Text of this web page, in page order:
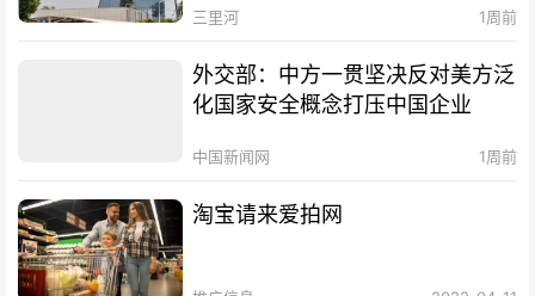
三里河 1周前
外交部：中方一贯坚决反对美方泛
化国家安全概念打压中国企业
中国新闻网 1周前
淘宝请来爱拍网